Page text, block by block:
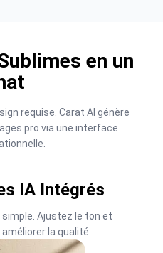
en un
requise. Carat AI génère
pro via une interface
IA Intégrés
Ajustez le ton et
la qualité.